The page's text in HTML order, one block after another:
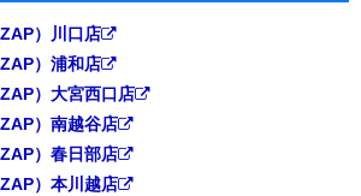
）川口店
）浦和店
）大宮西口店
）南越谷店
）春日部店
）本川越店